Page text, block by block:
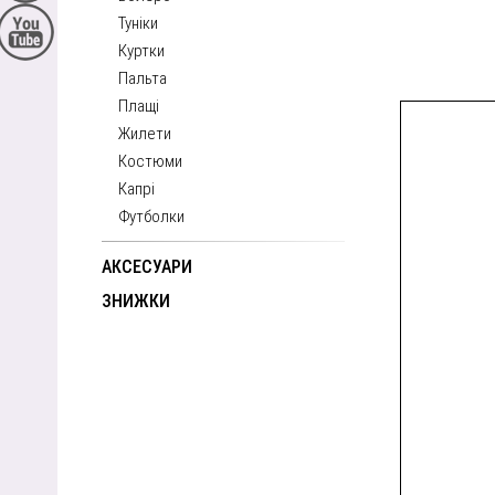
Туніки
Куртки
Пальта
Плащі
Жилети
Костюми
Капрі
Футболки
АКСЕСУАРИ
ЗНИЖКИ